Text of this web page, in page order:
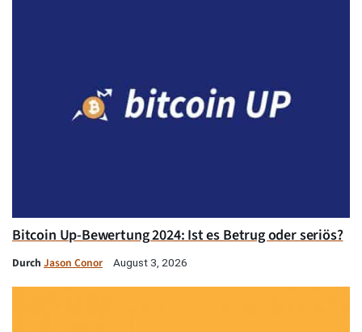
Bitcoin Up-Bewertung 2024: Ist es Betrug oder seriös?
Durch Jason Conor August 3, 2026